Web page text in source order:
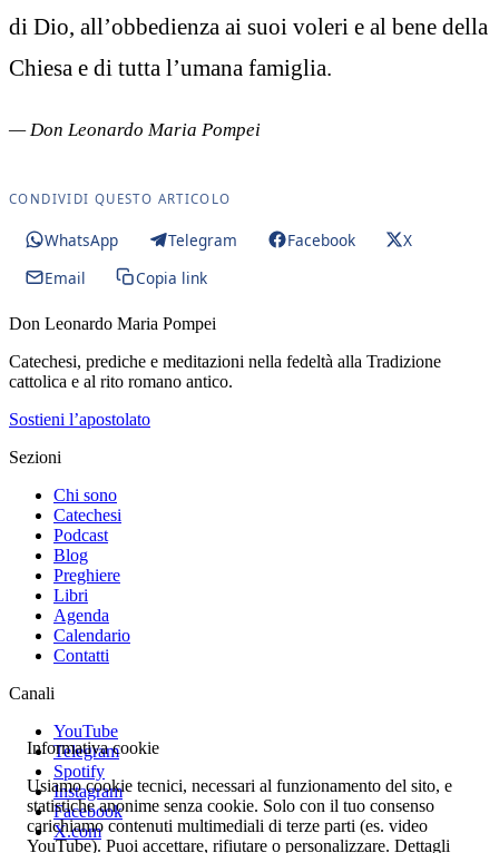
di Dio, all’obbedienza ai suoi voleri e al bene della
Chiesa e di tutta l’umana famiglia.
— Don Leonardo Maria Pompei
CONDIVIDI QUESTO ARTICOLO
WhatsApp Telegram Facebook
X
Email
Copia link
Don Leonardo Maria Pompei
Catechesi, prediche e meditazioni nella fedeltà alla Tradizione
cattolica e al rito romano antico.
Sostieni l’apostolato
Sezioni
Chi sono
Catechesi
Podcast
Blog
Preghiere
Libri
Agenda
Calendario
Contatti
Canali
YouTube
Telegram
Spotify
Instagram
Facebook
X.com
Informativa cookie
Usiamo cookie tecnici, necessari al funzionamento del sito, e
statistiche anonime senza cookie. Solo con il tuo consenso
carichiamo contenuti multimediali di terze parti (es. video
YouTube). Puoi accettare, rifiutare o personalizzare. Dettagli